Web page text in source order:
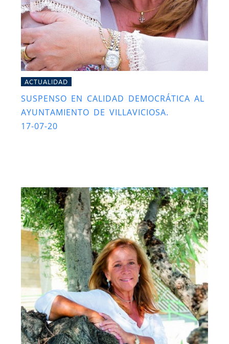
ACTUALIDAD
SUSPENSO EN CALIDAD DEMOCRÁTICA AL
AYUNTAMIENTO DE VILLAVICIOSA.
17-07-20